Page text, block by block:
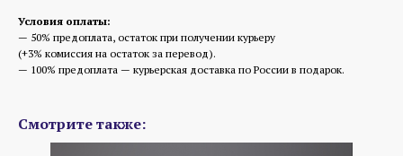
Условия оплаты:
— 50% предоплата, остаток при получении курьеру
(+3% комиссия на остаток за перевод).
— 100% предоплата — курьерская доставка по России в подарок.
Смотрите также: